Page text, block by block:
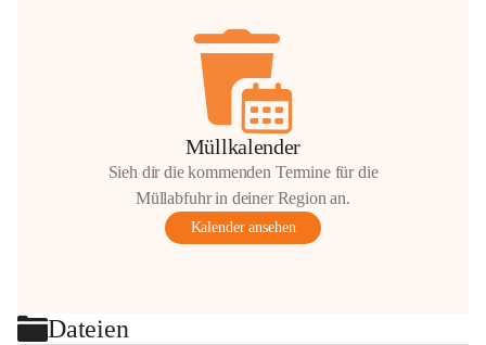
Müllkalender
Sieh dir die kommenden Termine für die
Müllabfuhr in deiner Region an.
Kalender ansehen
Dateien